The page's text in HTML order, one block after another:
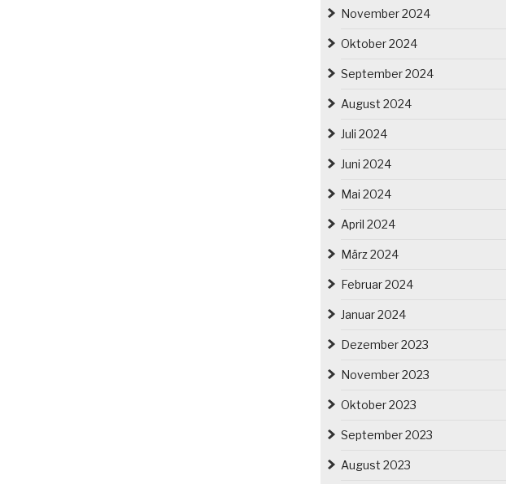
November 2024
Oktober 2024
September 2024
August 2024
Juli 2024
Juni 2024
Mai 2024
April 2024
März 2024
Februar 2024
Januar 2024
Dezember 2023
November 2023
Oktober 2023
September 2023
August 2023